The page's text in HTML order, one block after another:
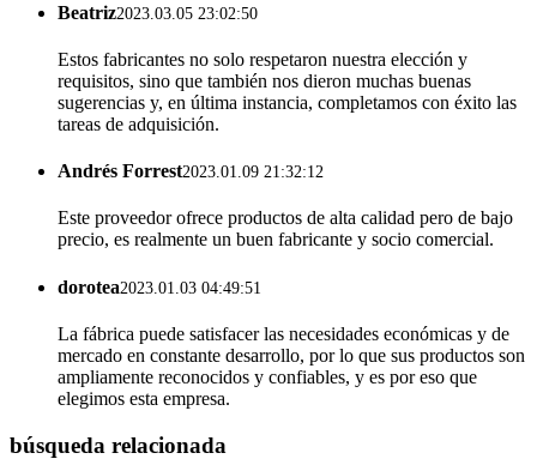
Beatriz2023.03.05 23:02:50
Estos fabricantes no solo respetaron nuestra elección y
requisitos, sino que también nos dieron muchas buenas
sugerencias y, en última instancia, completamos con éxito las
tareas de adquisición.
Andrés Forrest2023.01.09 21:32:12
Este proveedor ofrece productos de alta calidad pero de bajo
precio, es realmente un buen fabricante y socio comercial.
dorotea2023.01.03 04:49:51
La fábrica puede satisfacer las necesidades económicas y de
mercado en constante desarrollo, por lo que sus productos son
ampliamente reconocidos y confiables, y es por eso que
elegimos esta empresa.
búsqueda relacionada